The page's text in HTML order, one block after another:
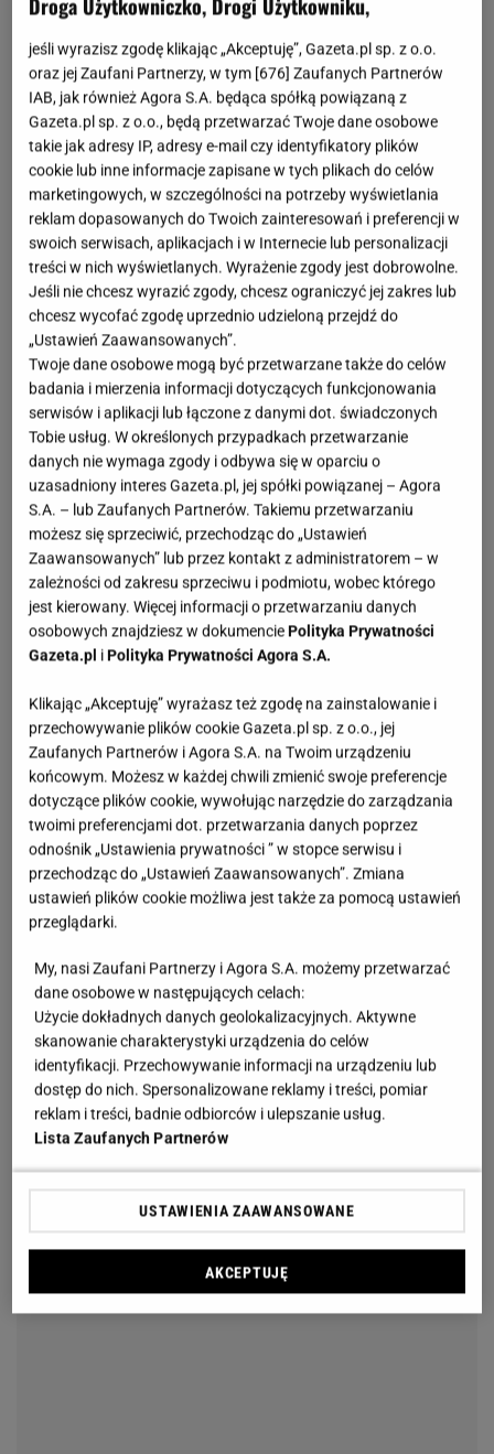
DenisMArt, fot. shutterstock
OTWÓRZ GALERIĘ(3)
Choć matchę kojarzymy z intensywnym kolorem i
delikatnie trawiastym smakiem, w rzeczywistości
najważniejszy jest proces jej przygotowania. To
sposób mieszania, rodzaj naczynia i drobne ruchy
dłoni decydują o tym, czy napój będzie gładki i
kremowy, czy pełen grudek. Coraz więcej osób
odkrywa, że przygotowanie matchy to nie tylko
zalanie proszku wodą, ale pełne uważności
doświadczenie, które potrafi wyciszyć i dodać
energii na cały dzień.
Matcha to nie tylko napój. To rytuał, który wycisza i
dodaje energii
Matcha wymaga chwili skupienia, a właśnie ta
uważność sprawia, że smakuje inaczej niż
wszystkie inne herbaty.Zanim proszek połączy się z
wodą, warto go przesiać, aby napój był gładki.
stopniowo zamienia proszek w jasnozieloną piankę.
Wiele osób traktuje te kilka minut jak poranny
moment wyciszenia, bo przygotowanie matchy
działa podobnie do medytacji.
jeśli wyrazisz zgodę klikając „Akceptuję”, Gazeta.pl sp. z o.o.
oraz jej Zaufani Partnerzy, w tym [676] Zaufanych Partnerów
IAB, jak również Agora S.A. będąca spółką powiązaną z
Gazeta.pl sp. z o.o., będą przetwarzać Twoje dane osobowe
takie jak adresy IP, adresy e-mail czy identyfikatory plików
cookie lub inne informacje zapisane w tych plikach do celów
marketingowych, w szczególności na potrzeby wyświetlania
reklam dopasowanych do Twoich zainteresowań i preferencji w
swoich serwisach, aplikacjach i w Internecie lub personalizacji
treści w nich wyświetlanych. Wyrażenie zgody jest dobrowolne.
Jeśli nie chcesz wyrazić zgody, chcesz ograniczyć jej zakres lub
chcesz wycofać zgodę uprzednio udzieloną przejdź do
„Ustawień Zaawansowanych”.
Twoje dane osobowe mogą być przetwarzane także do celów
badania i mierzenia informacji dotyczących funkcjonowania
serwisów i aplikacji lub łączone z danymi dot. świadczonych
Tobie usług. W określonych przypadkach przetwarzanie
danych nie wymaga zgody i odbywa się w oparciu o
uzasadniony interes Gazeta.pl, jej spółki powiązanej – Agora
S.A. – lub Zaufanych Partnerów. Takiemu przetwarzaniu
możesz się sprzeciwić, przechodząc do „Ustawień
Zaawansowanych” lub przez kontakt z administratorem – w
zależności od zakresu sprzeciwu i podmiotu, wobec którego
jest kierowany. Więcej informacji o przetwarzaniu danych
osobowych znajdziesz w dokumenciePolityka Prywatności
Gazeta.pl iPolityka Prywatności Agora S.A.
Klikając „Akceptuję” wyrażasz też zgodę na zainstalowanie i
przechowywanie plików cookie Gazeta.pl sp. z o.o., jej
Zaufanych Partnerów i Agora S.A. na Twoim urządzeniu
końcowym. Możesz w każdej chwili zmienić swoje preferencje
dotyczące plików cookie, wywołując narzędzie do zarządzania
twoimi preferencjami dot. przetwarzania danych poprzez
odnośnik „Ustawienia prywatności ” w stopce serwisu i
przechodząc do „Ustawień Zaawansowanych”. Zmiana
ustawień plików cookie możliwa jest także za pomocą ustawień
przeglądarki.
My, nasi Zaufani Partnerzy i Agora S.A. możemy przetwarzać
dane osobowe w następujących celach:
Użycie dokładnych danych geolokalizacyjnych. Aktywne
skanowanie charakterystyki urządzenia do celów
identyfikacji. Przechowywanie informacji na urządzeniu lub
dostęp do nich. Spersonalizowane reklamy i treści, pomiar
reklam i treści, badnie odbiorców i ulepszanie usług.
Lista Zaufanych Partnerów
USTAWIENIA ZAAWANSOWANE
AKCEPTUJĘ